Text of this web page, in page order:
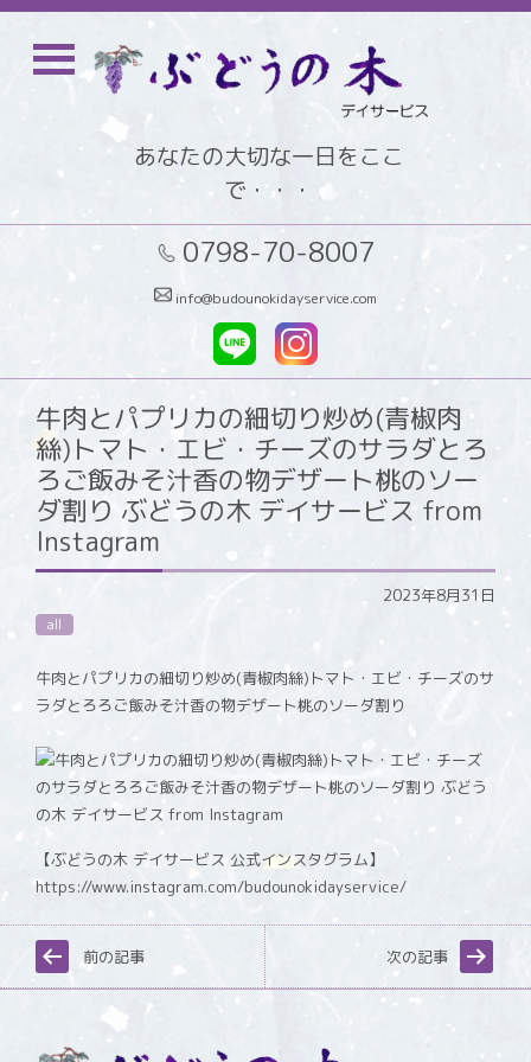
あなたの大切な一日をここ
で・・・
0798-70-8007
info@budounokidayservice.com
牛肉とパプリカの細切り炒め(青椒肉
絲)トマト・エビ・チーズのサラダとろ
ろご飯みそ汁香の物デザート桃のソー
ダ割り ぶどうの木 デイサービス from
Instagram
2023年8月31日
all
牛肉とパプリカの細切り炒め(青椒肉絲)トマト・エビ・チーズのサ
ラダとろろご飯みそ汁香の物デザート桃のソーダ割り
【ぶどうの木 デイサービス 公式インスタグラム】
https://www.instagram.com/budounokidayservice/
前の記事 次の記事